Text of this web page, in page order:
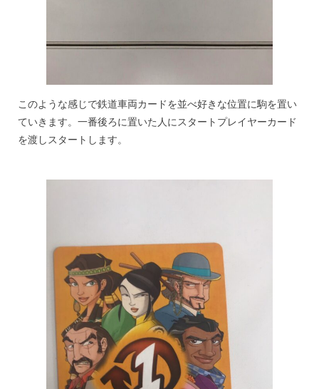
このような感じで鉄道車両カードを並べ好きな位置に駒を置い
ていきます。一番後ろに置いた人にスタートプレイヤーカード
を渡しスタートします。